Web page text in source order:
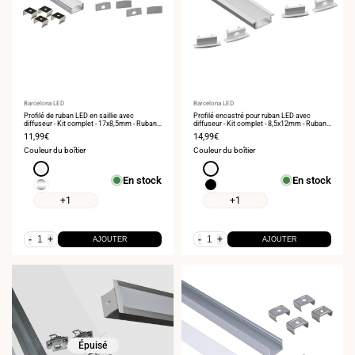
Fournisseur
:
Barcelona LED
Profilé de ruban LED en saillie avec
diffuseur - Kit complet - 17x8,5mm - Ruban
Prix
de
vente
11,99€
Couleur du boîtier
Blanc
Argent
+1
En stock
- + AJOUTER
Fournisseur
:
Barcelona LED
Profilé encastré pour ruban LED avec
diffuseur - Kit complet - 8,5x12mm - Ruban
Prix
de
vente
14,99€
Couleur du boîtier
Blanc
Noir
+1
En stock
- + AJOUTER
Épuisé